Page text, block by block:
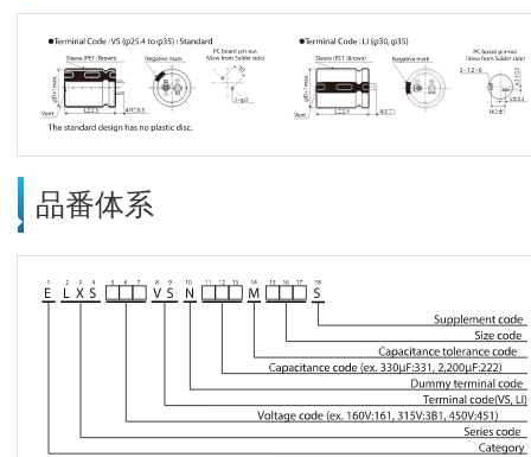
品番体系